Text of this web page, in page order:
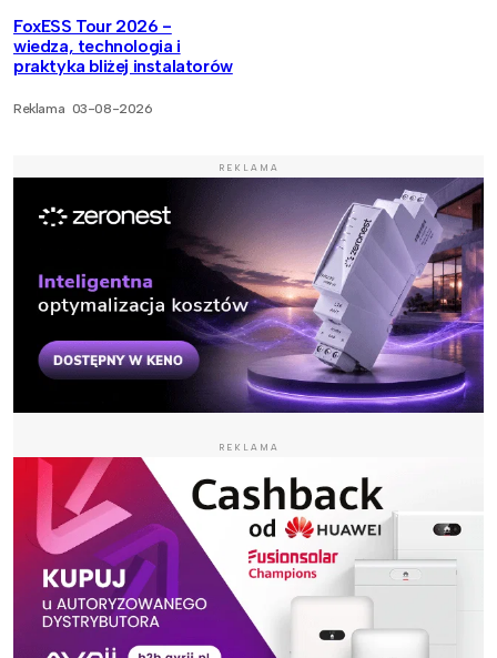
FoxESS Tour 2026 -
wiedza, technologia i
praktyka bliżej instalatorów
Reklama 03-08-2026
REKLAMA
REKLAMA